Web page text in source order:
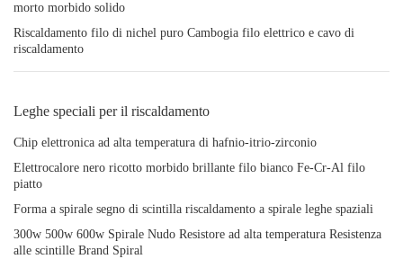
morto morbido solido
Riscaldamento filo di nichel puro Cambogia filo elettrico e cavo di
riscaldamento
Leghe speciali per il riscaldamento
Chip elettronica ad alta temperatura di hafnio-itrio-zirconio
Elettrocalore nero ricotto morbido brillante filo bianco Fe-Cr-Al filo
piatto
Forma a spirale segno di scintilla riscaldamento a spirale leghe spaziali
300w 500w 600w Spirale Nudo Resistore ad alta temperatura Resistenza
alle scintille Brand Spiral